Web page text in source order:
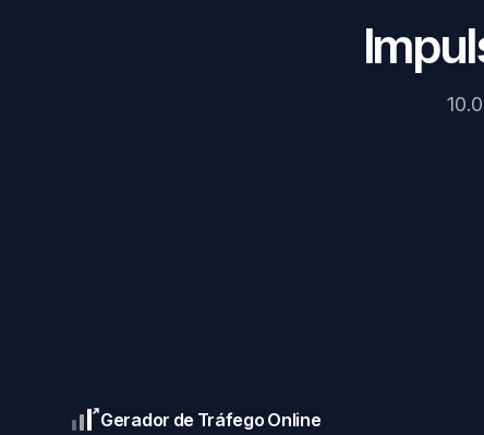
Gerador de Tráfego Online